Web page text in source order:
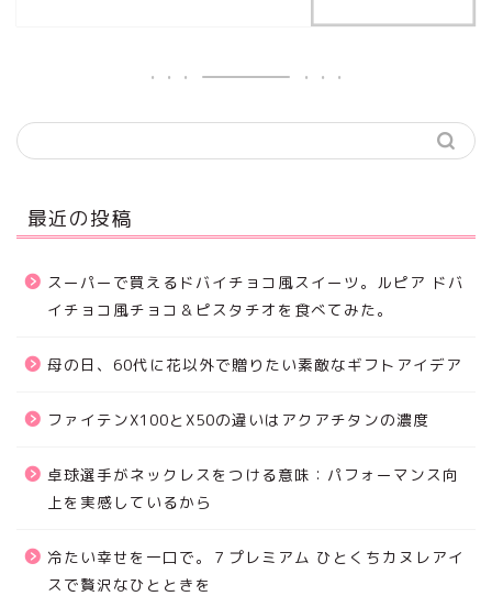
最近の投稿
スーパーで買えるドバイチョコ風スイーツ。ルピア ドバ
イチョコ風チョコ＆ピスタチオを食べてみた。
母の日、60代に花以外で贈りたい素敵なギフトアイデア
ファイテンX100とX50の違いはアクアチタンの濃度
卓球選手がネックレスをつける意味：パフォーマンス向
上を実感しているから
冷たい幸せを一口で。７プレミアム ひとくちカヌレアイ
スで贅沢なひとときを